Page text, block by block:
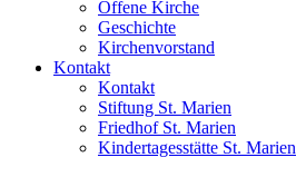
Offene Kirche
Geschichte
Kirchenvorstand
Kontakt
Kontakt
Stiftung St. Marien
Friedhof St. Marien
Kindertagesstätte St. Marien